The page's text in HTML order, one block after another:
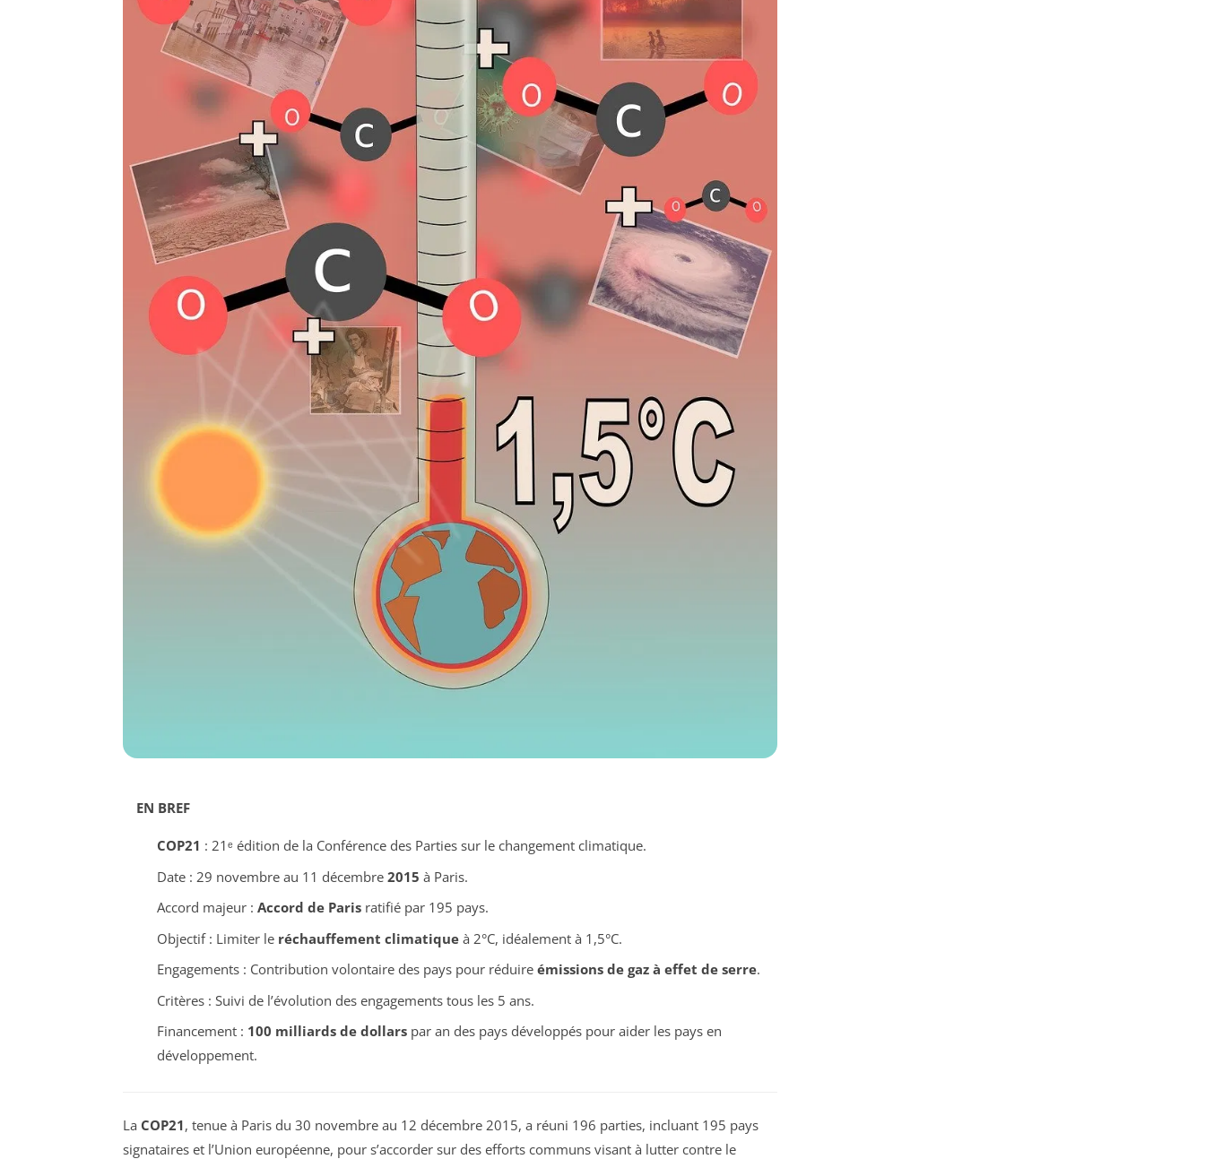
EN BREF
COP21 : 21ᵉ édition de la Conférence des Parties sur le changement climatique.
Date : 29 novembre au 11 décembre 2015 à Paris.
Accord majeur : Accord de Parisratifié par 195 pays.
Objectif : Limiter le réchauffement climatiqueà 2°C, idéalement à 1,5°C.
Engagements : Contribution volontaire des pays pour réduire émissions de gaz à effet de serre.
Critères : Suivi de l’évolution des engagements tous les 5 ans.
Financement : 100 milliards de dollarspar an des pays développés pour aider les pays en
développement.
La COP21, tenue à Paris du 30 novembre au 12 décembre 2015, a réuni 196 parties, incluant 195 pays
signataires et l’Union européenne, pour s’accorder sur des efforts communs visant à lutter contre le